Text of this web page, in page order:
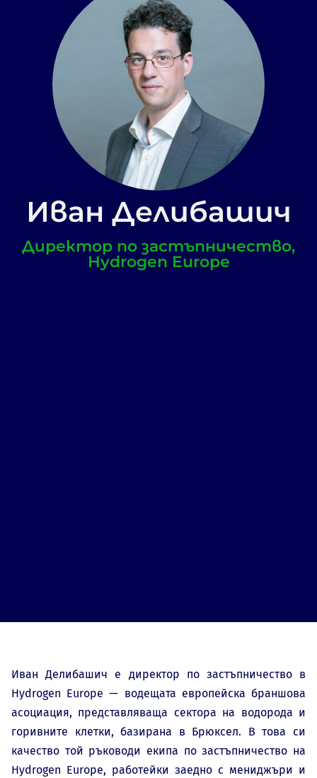
Иван Делибашич
Директор по застъпничество,
Hydrogen Europe
Иван Делибашич е директор по застъпничество в
Hydrogen Europe — водещата европейска браншова
асоциация, представляваща сектора на водорода и
горивните клетки, базирана в Брюксел. В това си
качество той ръководи екипа по застъпничество на
Hydrogen Europe, работейки заедно с мениджъри и